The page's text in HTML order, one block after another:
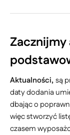
Zacznijmy
Aktualności,są
daty dodania
dbając o
więc stworzyć
czasem